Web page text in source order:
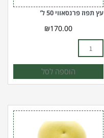
עץ תפוז פרנסאווי 50 ל'
₪170.00
הוספה לסל
כמות
של
עץ